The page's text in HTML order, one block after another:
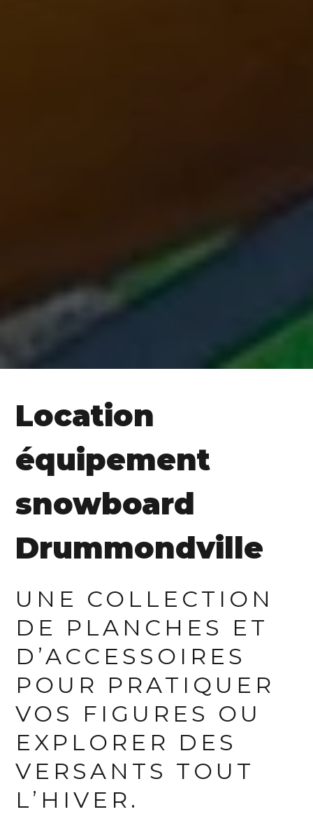
Location
équipement
snowboard
Drummondville
UNE COLLECTION
DE PLANCHES ET
D’ACCESSOIRES
POUR PRATIQUER
VOS FIGURES OU
EXPLORER DES
VERSANTS TOUT
L’HIVER.